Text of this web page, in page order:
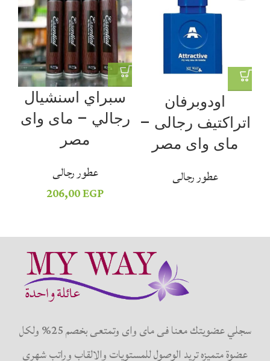
اودوبرفان
اتراكتيف رجالى –
ماى واى مصر
عطور رجالى
سبراي اسنشيال
رجالي – ماى واى
مصر
عطور رجالى
206,00EGP
سجلي عضويتك معنا فى ماى واى وتمتعى بخصم 25% ولكل
عضوة متميزه تريد الوصول للمستويات والالقاب وراتب شهرى